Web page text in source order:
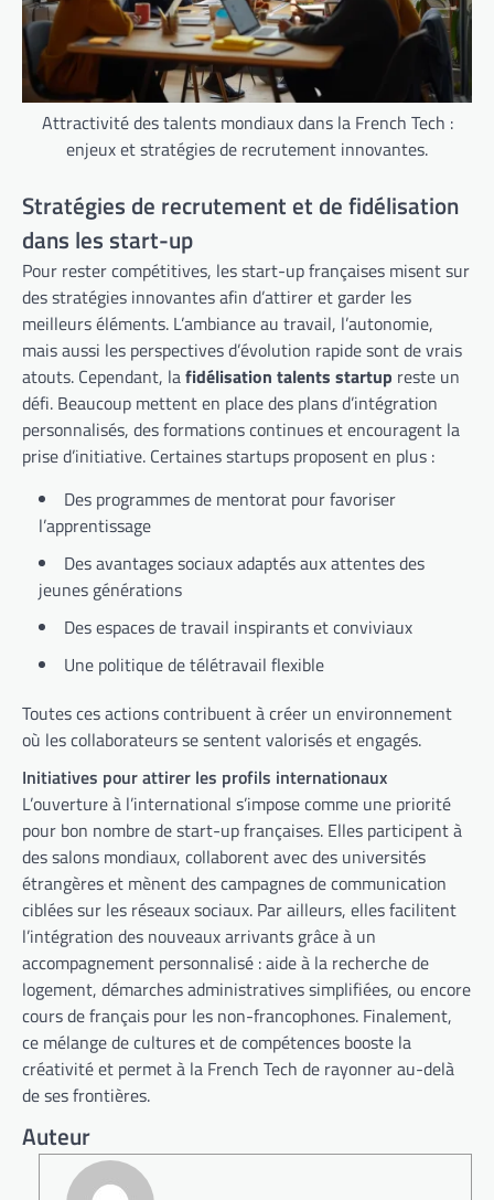
Attractivité des talents mondiaux dans la French Tech :
enjeux et stratégies de recrutement innovantes.
Stratégies de recrutement et de fidélisation
dans les start-up
Pour rester compétitives, les start-up françaises misent sur
des stratégies innovantes afin d’attirer et garder les
meilleurs éléments. L’ambiance au travail, l’autonomie,
mais aussi les perspectives d’évolution rapide sont de vrais
atouts. Cependant, lafidélisation talents startup reste un
défi. Beaucoup mettent en place des plans d’intégration
personnalisés, des formations continues et encouragent la
prise d’initiative. Certaines startups proposent en plus :
Des programmes de mentorat pour favoriser
l’apprentissage
Des avantages sociaux adaptés aux attentes des
jeunes générations
Des espaces de travail inspirants et conviviaux
Une politique de télétravail flexible
Toutes ces actions contribuent à créer un environnement
où les collaborateurs se sentent valorisés et engagés.
Initiatives pour attirer les profils internationaux
L’ouverture à l’international s’impose comme une priorité
pour bon nombre de start-up françaises. Elles participent à
des salons mondiaux, collaborent avec des universités
étrangères et mènent des campagnes de communication
ciblées sur les réseaux sociaux. Par ailleurs, elles facilitent
l’intégration des nouveaux arrivants grâce à un
accompagnement personnalisé : aide à la recherche de
logement, démarches administratives simplifiées, ou encore
cours de français pour les non-francophones. Finalement,
ce mélange de cultures et de compétences booste la
créativité et permet à la French Tech de rayonner au-delà
de ses frontières.
Auteur